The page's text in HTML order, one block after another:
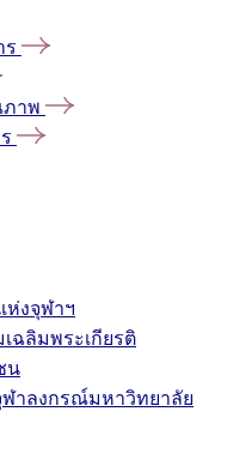
ร
ภาพ
ห่งจุฬาฯ
ฉลิมพระเกียรติ
น
าลงกรณ์มหาวิทยาลัย